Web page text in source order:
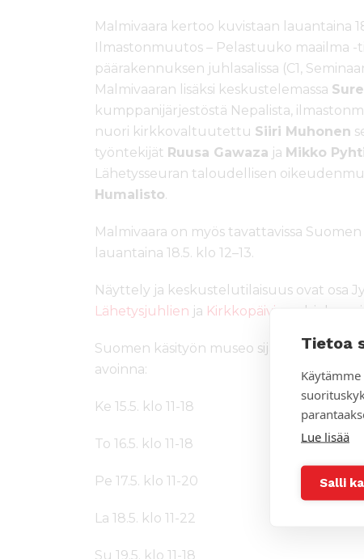
Tietoa
Lue lisää
Salli
Malmivaara kertoo kuvistaan lauantaina
Ilmastonmuutos – Pelastuuko maailma
päärakennuksen juhlasalissa (C1,
Malmivaaran lisäksi keskustelemassa
kumppanijärjestöstä Nepalista,
nuori kirkkovaltuutettu Siiri Muhonen
työntekijät Ruusa Gawaza ja Mikko
Lähetysseuran taloudellisen
Humalisto.
Malmivaara on myös tavattavissa
lauantaina 18.5. klo 12–13.
Näyttely ja keskustelutilaisuus ovat osa
Lähetysjuhlien ja Kirkkopäivien ohjelmaa
Suomen käsityön museo sijaitsee
avoinna:
Ke 15.5. klo 11-18
To 16.5. klo 11-18
Pe 17.5. klo 11-20
La 18.5. klo 11-22
Su 19.5. klo 11-18